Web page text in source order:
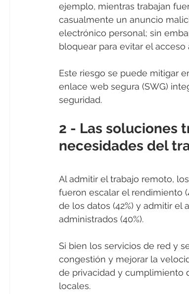
ejemplo, mientras trabajan
casualmente un anuncio
electrónico personal; sin
bloquear para evitar el acceso
Este riesgo se puede mitigar
enlace web segura (SWG)
seguridad.
2 - Las soluciones
necesidades del
Al admitir el trabajo remoto,
fueron escalar el rendimiento
de los datos (42%) y admitir
administrados (40%).
Si bien los servicios de red y
congestión y mejorar la
de privacidad y cumplimiento
locales.